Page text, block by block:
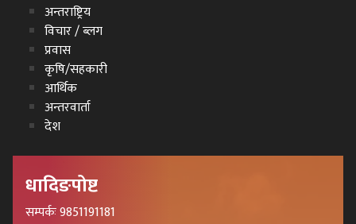
अन्तराष्ट्रिय
विचार / ब्लग
प्रवास
कृषि/सहकारी
आर्थिक
अन्तरवार्ता
देश
धादिङपोष्ट
सम्पर्कः 9851191181